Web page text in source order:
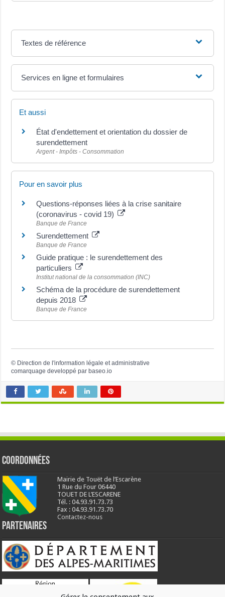
Textes de référence
Services en ligne et formulaires
Et aussi
État d'endettement et orientation du dossier de
surendettement
Argent - Impôts - Consommation
Pour en savoir plus
Questions-réponses liées à la crise sanitaire
(coronavirus - covid 19)
Banque de France
Surendettement
Banque de France
Guide pratique : le surendettement des
particuliers
Institut national de la consommation (INC)
Schéma de la procédure de surendettement
depuis 2018
Banque de France
© Direction de l'information légale et administrative
comarquage developpé par baseo.io
Coordonnées
Mairie de Touët de l’Escarène
1 Rue du Four 06440
TOUET DE L’ESCARENE
Tél. : 04.93.91.73.73
Fax : 04.93.91.73.70
Contactez-nous
Partenaires